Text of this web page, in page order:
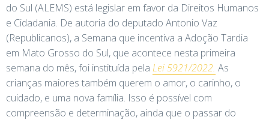
do Sul (ALEMS) está legislar em favor da Direitos Humanos
e Cidadania. De autoria do deputado Antonio Vaz
(Republicanos), a Semana que incentiva a Adoção Tardia
em Mato Grosso do Sul, que acontece nesta primeira
semana do mês, foi instituída pela Lei 5921/2022. As
crianças maiores também querem o amor, o carinho, o
cuidado, e uma nova família. Isso é possível com
compreensão e determinação, ainda que o passar do